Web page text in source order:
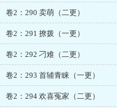
卷2：290 卖萌（二更）
卷2：291 撩拨（一更）
卷2：292 刁难（二更）
卷2：293 首辅青睐（一更）
卷2：294 欢喜冤家（二更）